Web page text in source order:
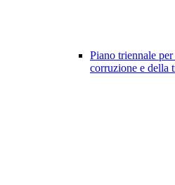
Piano triennale
corruzione e della